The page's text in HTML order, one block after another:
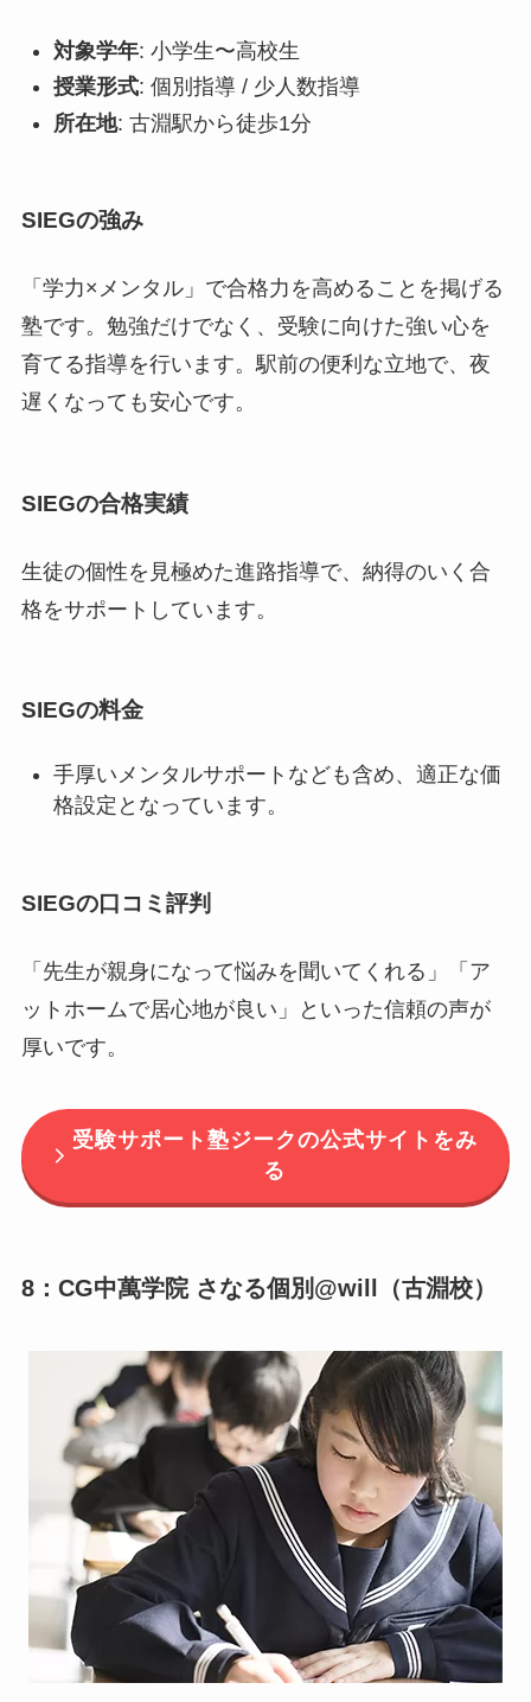
対象学年: 小学生〜高校生
授業形式: 個別指導 / 少人数指導
所在地: 古淵駅から徒歩1分
SIEGの強み
「学力×メンタル」で合格力を高めることを掲げる
塾です。勉強だけでなく、受験に向けた強い心を
育てる指導を行います。駅前の便利な立地で、夜
遅くなっても安心です。
SIEGの合格実績
生徒の個性を見極めた進路指導で、納得のいく合
格をサポートしています。
SIEGの料金
手厚いメンタルサポートなども含め、適正な価
格設定となっています。
SIEGの口コミ評判
「先生が親身になって悩みを聞いてくれる」「ア
ットホームで居心地が良い」といった信頼の声が
厚いです。
受験サポート塾ジークの公式サイトをみ
る
8：CG中萬学院 さなる個別@will（古淵校）